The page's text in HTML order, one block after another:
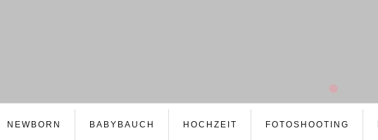
NEWBORN BABYBAUCH HOCHZEIT FOTOSHOOTING